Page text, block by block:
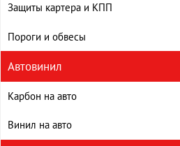
Защиты картера и КПП
Пороги и обвесы
Автовинил
Карбон на авто
Винил на авто